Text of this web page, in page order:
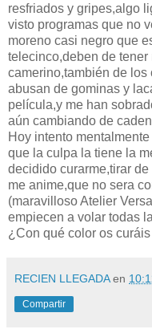
resfriados y gripes,algo
visto programas que no
moreno casi negro que
telecinco,deben de tener
camerino,también de
abusan de gominas y
película,y me han
aún cambiando de
Hoy intento
que la culpa la tiene la
decidido curarme,tirar
me anime,que no sera
(maravilloso Atelier
empiecen a volar todas
¿Con qué color os
RECIEN LLEGADA en
Compartir